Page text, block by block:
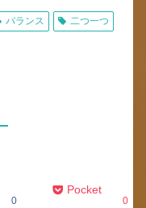
バランス
二つ一つ
0
Pocket
0